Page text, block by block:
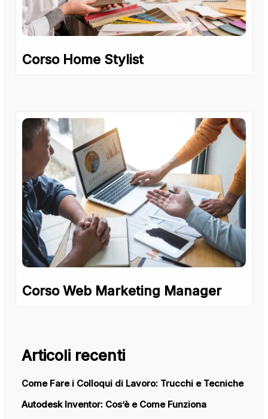
Corso Home Stylist
Corso Web Marketing Manager
Articoli recenti
Come Fare i Colloqui di Lavoro: Trucchi e Tecniche
Autodesk Inventor: Cos’è e Come Funziona